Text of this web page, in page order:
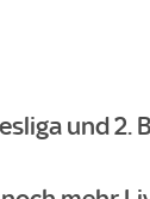
und 2.